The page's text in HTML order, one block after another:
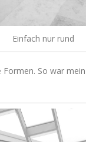
Einfach nur rund
So war